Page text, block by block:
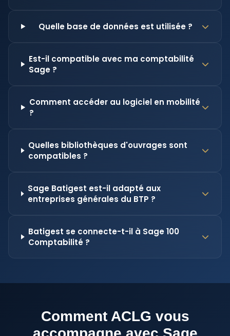
Quelle base de données est utilisée ?
Est-il compatible avec ma comptabilité
Sage ?
Comment accéder au logiciel en mobilité
?
Quelles bibliothèques d'ouvrages sont
compatibles ?
Sage Batigest est-il adapté aux
entreprises générales du BTP ?
Batigest se connecte-t-il à Sage 100
Comptabilité ?
Comment ACLG vous